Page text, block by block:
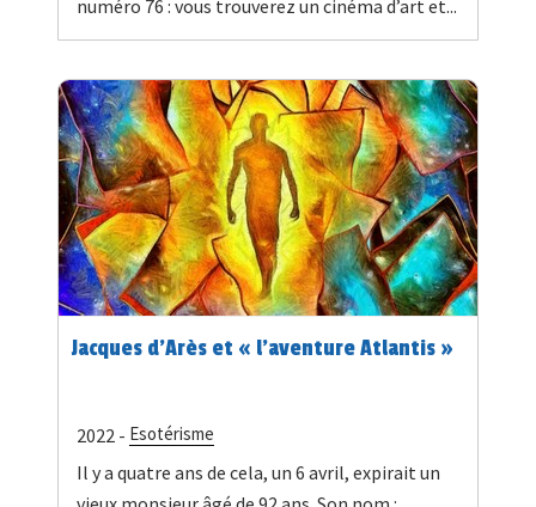
numéro 76 : vous trouverez un cinéma d’art et...
Jacques d'Arès et « l’aventure Atlantis »
2022 - Esotérisme
Il y a quatre ans de cela, un 6 avril, expirait un